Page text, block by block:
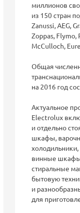
миллионов
из 150 стран
Zanussi, AEG,
Zoppas,
McCulloch,
Общая
на 2016 год
Актуальное
Electrolux
и отдельно
шкафы,
винные
стиральные
бытовую
и
для